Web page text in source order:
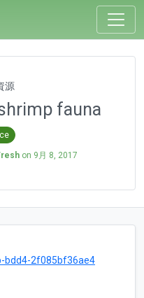
源
fauna
on 9月 8, 2017
bdd4-2f085bf36ae4